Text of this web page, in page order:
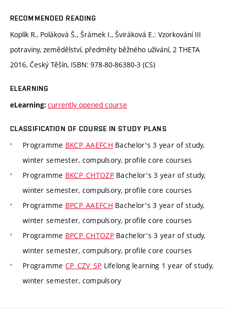
RECOMMENDED READING
Koplík R., Poláková Š., Šrámek I., Šviráková E.: Vzorkování III
potraviny, zemědělství, předměty běžného užívání, 2 THETA
2016, Český Těšín, ISBN: 978-80-86380-3 (CS)
ELEARNING
eLearning: currently opened course
CLASSIFICATION OF COURSE IN STUDY PLANS
Programme BKCP_AAEFCH Bachelor's 3 year of study,
winter semester, compulsory, profile core courses
Programme BKCP_CHTOZPBachelor's 3 year of study,
winter semester, compulsory, profile core courses
Programme BPCP_AAEFCH Bachelor's 3 year of study,
winter semester, compulsory, profile core courses
Programme BPCP_CHTOZPBachelor's 3 year of study,
winter semester, compulsory, profile core courses
Programme CP_CZV_SP Lifelong learning 1 year of study,
winter semester, compulsory